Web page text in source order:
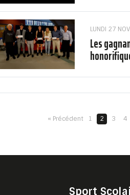
LUNDI 27
Les
« Précédent 1 2 3 4
Sport